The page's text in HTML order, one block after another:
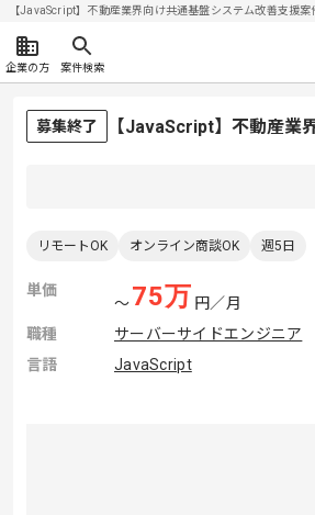
【JavaScript】不動産業界向け共通基盤システム改善支援
企業の方 案件検索
募集終了 【JavaScript】不動産業
リモートOK オンライン商談OK 週5日
単価
〜75万 円／月
職種
サーバーサイドエンジニア
言語
JavaScript